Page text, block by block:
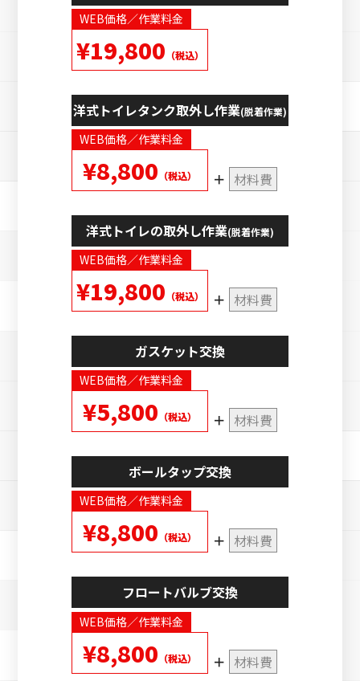
WEB価格／作業料金
¥19,800 （税込）
洋式トイレタンク取外し作業(脱着作業)
WEB価格／作業料金
¥8,800 （税込） 材料費
洋式トイレの取外し作業(脱着作業)
WEB価格／作業料金
¥19,800 （税込） 材料費
ガスケット交換
WEB価格／作業料金
¥5,800 （税込） 材料費
ボールタップ交換
WEB価格／作業料金
¥8,800 （税込） 材料費
フロートバルブ交換
WEB価格／作業料金
¥8,800 （税込） 材料費